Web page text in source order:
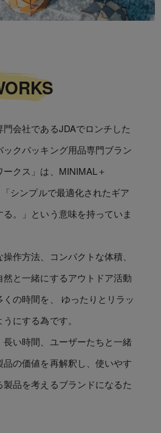
会社であるJDAでロンチした
ックパッキング用品専門ブラン
ークス」は、MINIMAL＋
シンプルで最適化されたギア
。」という意味を持っていま
作方法、コンパクトな体積、
と一緒にするアウトドア活動
の時間を、 ゆったりとリラッ
にする為です。
長い時間、ユーザーたちと一緒
の価値を再解釈し、使いやす
品を考えるブランドになるた